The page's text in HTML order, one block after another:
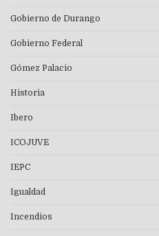
Gobierno de Durango
Gobierno Federal
Gómez Palacio
Historia
Ibero
ICOJUVE
IEPC
Igualdad
Incendios